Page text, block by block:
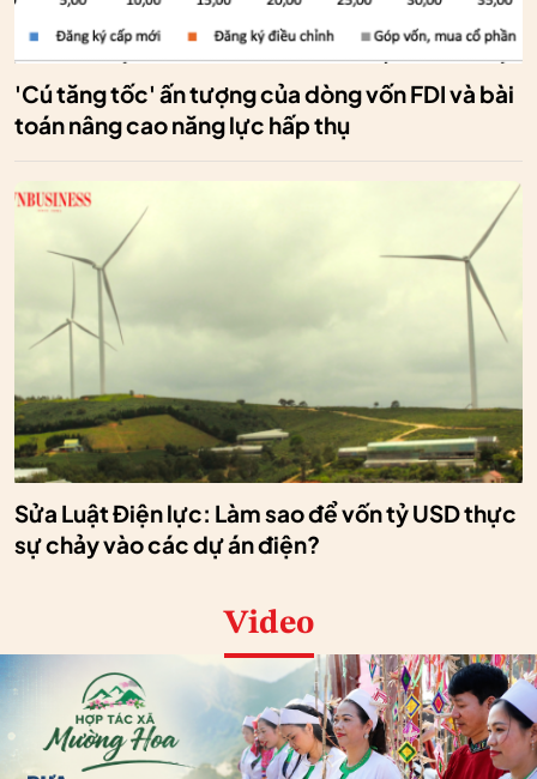
'Cú tăng tốc' ấn tượng của dòng vốn FDI và bài
toán nâng cao năng lực hấp thụ
Sửa Luật Điện lực: Làm sao để vốn tỷ USD thực
sự chảy vào các dự án điện?
Video